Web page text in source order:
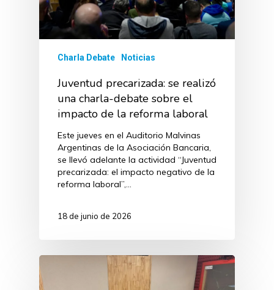
Charla Debate Noticias
Juventud precarizada: se realizó
una charla-debate sobre el
impacto de la reforma laboral
Este jueves en el Auditorio Malvinas
Argentinas de la Asociación Bancaria,
se llevó adelante la actividad “Juventud
precarizada: el impacto negativo de la
reforma laboral”,…
18 de junio de 2026